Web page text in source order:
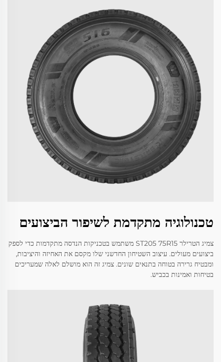
טכנולוגיה מתקדמת לשיפור הביצועים
צמיג הטרילר ST205 75R15 משתמש בטכניקות הנדסה מתקדמות כדי לספק
ביצועים מעולים. עיצוב השטיחון החדשני שלו מקסם את האחיזה והיציבות,
ומבטיח גרירה בטוחה בתנאים שונים. צמיג זה הוא מושלם לאלה שמעריכים
בטיחות ואמינות בכביש.